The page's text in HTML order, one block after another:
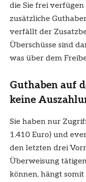
die Sie frei
zusätzliche
verfällt der
Überschüsse sind
was über dem
Guthaben auf
keine
Sie haben nur
1.410 Euro) und
den letzten drei
Überweisung
können, hängt